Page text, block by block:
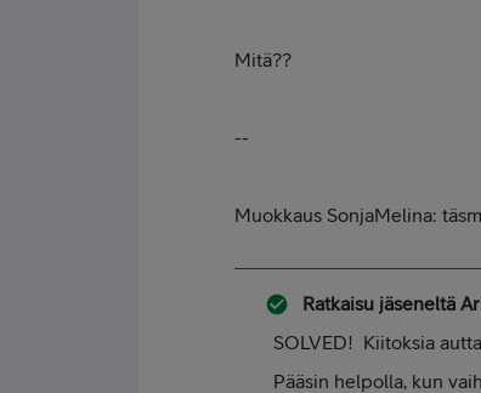
Mitä??
--
Muokkaus SonjaMelina:
Ratkaisu jäseneltä
SOLVED! Kiitoksia
Pääsin helpolla, kun